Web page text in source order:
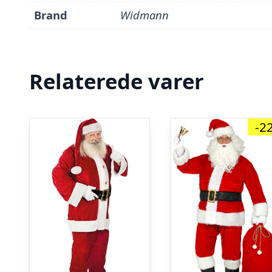
Brand Widmann
Relaterede varer
-